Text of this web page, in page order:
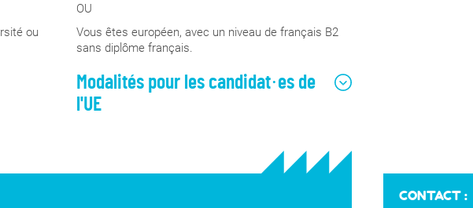
ou
OU
Vous êtes européen, avec un niveau de français B2
sans diplôme français.
Modalités pour les candidat·es de
l'UE
Les candidat·es de l'Union européenne sont
invité·es à présenter leurs diplômes traduits
CONTACT :